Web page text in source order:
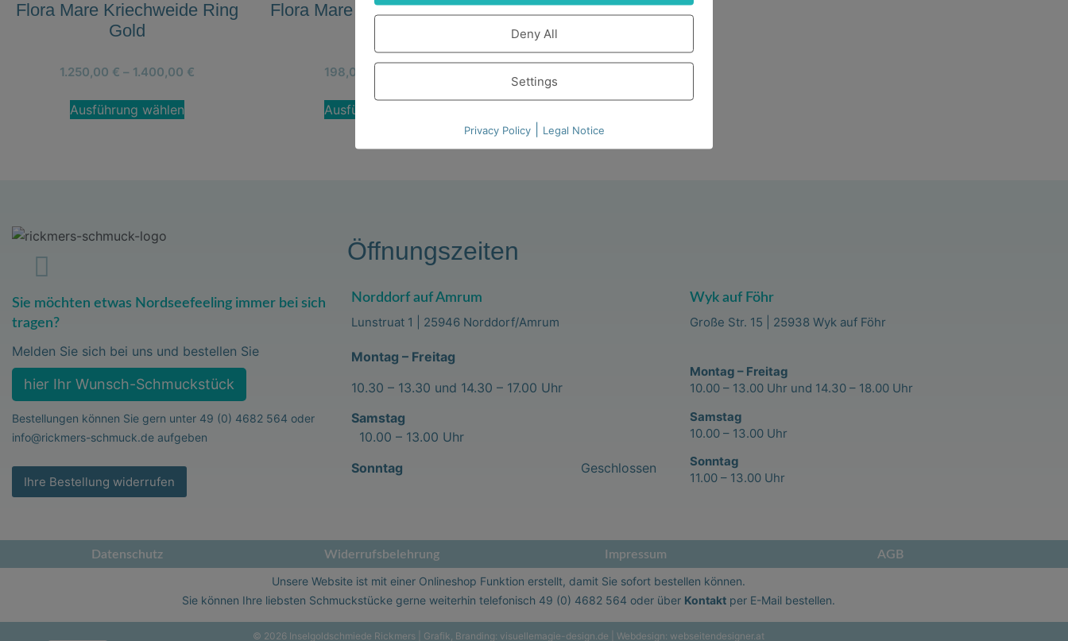
Flora Mare Kriechweide Ring
Gold
1.250,00 € – 1.400,00 €
Ausführung wählen
Flora Mare Kriechweide Ring
198,00
Ausführung wählen
Öffnungszeiten
Sie möchten etwas Nordseefeeling immer bei sich
tragen?
Melden Sie sich bei uns und bestellen Sie
hier Ihr Wunsch-Schmuckstück
Bestellungen können Sie gern unter 49 (0) 4682 564 oder
info@rickmers-schmuck.de aufgeben
Ihre Bestellung widerrufen
Norddorf auf Amrum
Lunstruat 1 | 25946 Norddorf/Amrum
Montag – Freitag
10.30 – 13.30 und 14.30 – 17.00 Uhr
Samstag
10.00 – 13.00 Uhr
Sonntag Geschlossen
Wyk auf Föhr
Große Str. 15 | 25938 Wyk auf Föhr
Montag – Freitag
10.00 – 13.00 Uhr und 14.30 – 18.00 Uhr
Samstag
10.00 – 13.00 Uhr
Sonntag
11.00 – 13.00 Uhr
Datenschutz Widerrufsbelehrung Impressum AGB
Unsere Website ist mit einer Onlineshop Funktion erstellt, damit Sie sofort bestellen können.
Sie können Ihre liebsten Schmuckstücke gerne weiterhin telefonisch 49 (0) 4682 564 oder über Kontakt per E-Mail bestellen.
© 2026 Inselgoldschmiede Rickmers | Grafik, Branding: visuellemagie-design.de | Webdesign: webseitendesigner.at
Deny All
Settings
Privacy Policy| Legal Notice